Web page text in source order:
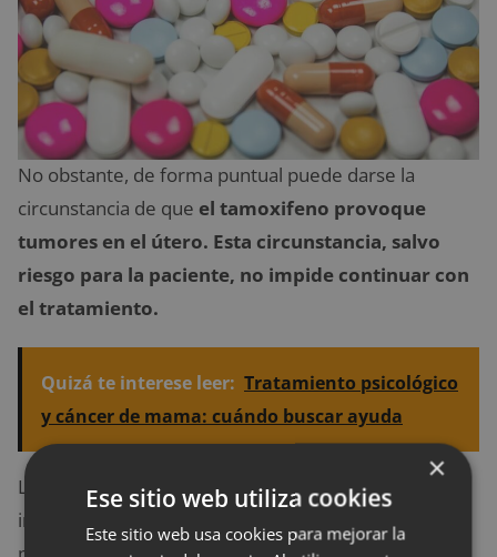
No obstante, de forma puntual puede darse la
circunstancia de que el tamoxifeno provoque
tumores en el útero. Esta circunstancia, salvo
riesgo para la paciente, no impide continuar con
el tratamiento.
Quizá te interese leer: Tratamiento psicológico
y cáncer de mama: cuándo buscar ayuda
Los oncólogos insisten en que el paciente debe
informar al profesional si está tomando otros
×
Ese sitio web utiliza cookies
Este sitio web usa cookies para mejorar la